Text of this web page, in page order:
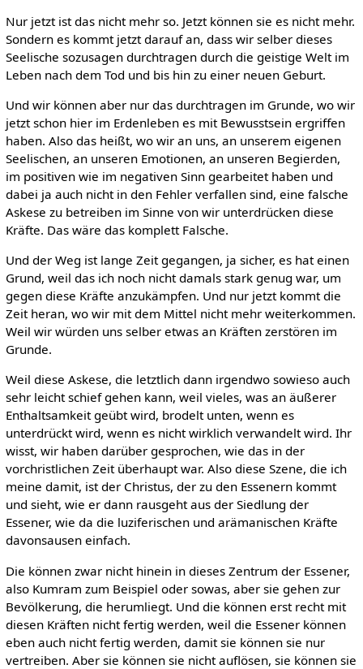
Nur jetzt ist das nicht mehr so. Jetzt können sie es nicht mehr.
Sondern es kommt jetzt darauf an, dass wir selber dieses
Seelische sozusagen durchtragen durch die geistige Welt im
Leben nach dem Tod und bis hin zu einer neuen Geburt.
Und wir können aber nur das durchtragen im Grunde, wo wir
jetzt schon hier im Erdenleben es mit Bewusstsein ergriffen
haben. Also das heißt, wo wir an uns, an unserem eigenen
Seelischen, an unseren Emotionen, an unseren Begierden,
im positiven wie im negativen Sinn gearbeitet haben und
dabei ja auch nicht in den Fehler verfallen sind, eine falsche
Askese zu betreiben im Sinne von wir unterdrücken diese
Kräfte. Das wäre das komplett Falsche.
Und der Weg ist lange Zeit gegangen, ja sicher, es hat einen
Grund, weil das ich noch nicht damals stark genug war, um
gegen diese Kräfte anzukämpfen. Und nur jetzt kommt die
Zeit heran, wo wir mit dem Mittel nicht mehr weiterkommen.
Weil wir würden uns selber etwas an Kräften zerstören im
Grunde.
Weil diese Askese, die letztlich dann irgendwo sowieso auch
sehr leicht schief gehen kann, weil vieles, was an äußerer
Enthaltsamkeit geübt wird, brodelt unten, wenn es
unterdrückt wird, wenn es nicht wirklich verwandelt wird. Ihr
wisst, wir haben darüber gesprochen, wie das in der
vorchristlichen Zeit überhaupt war. Also diese Szene, die ich
meine damit, ist der Christus, der zu den Essenern kommt
und sieht, wie er dann rausgeht aus der Siedlung der
Essener, wie da die luziferischen und arämanischen Kräfte
davonsausen einfach.
Die können zwar nicht hinein in dieses Zentrum der Essener,
also Kumram zum Beispiel oder sowas, aber sie gehen zur
Bevölkerung, die herumliegt. Und die können erst recht mit
diesen Kräften nicht fertig werden, weil die Essener können
eben auch nicht fertig werden, damit sie können sie nur
vertreiben. Aber sie können sie nicht auflösen, sie können sie